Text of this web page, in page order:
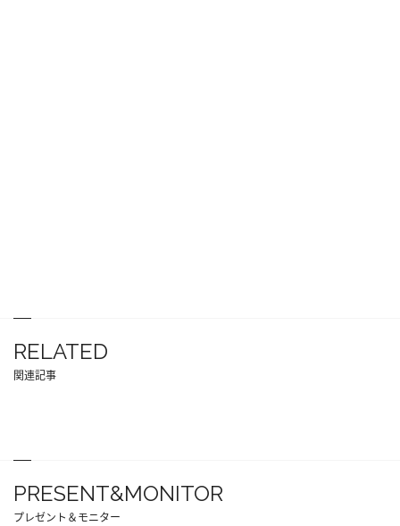
RELATED
関連記事
PRESENT&MONITOR
プレゼント＆モニター